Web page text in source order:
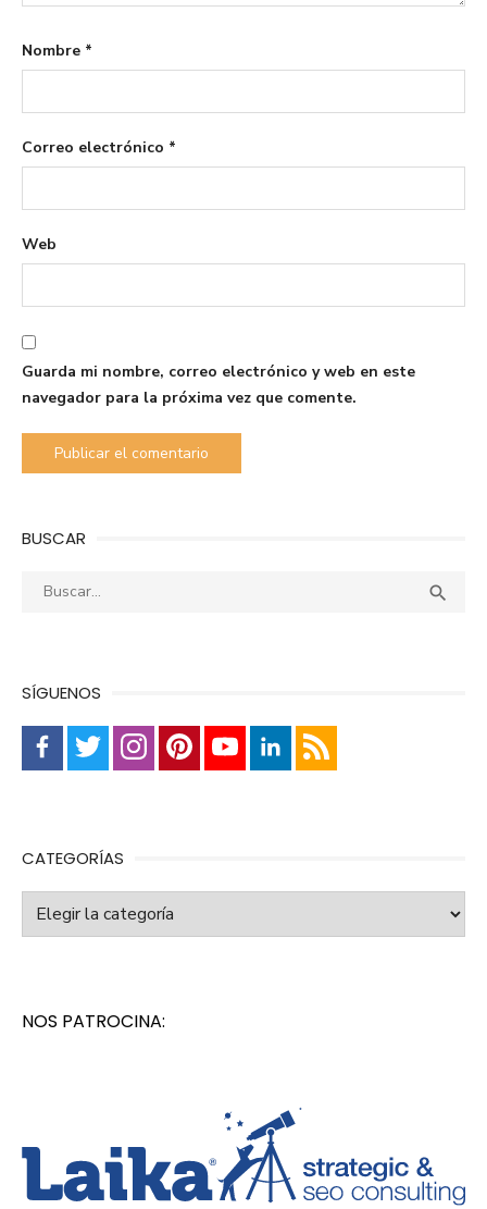
Nombre *
Correo electrónico *
Web
Guarda mi nombre, correo electrónico y web en este
navegador para la próxima vez que comente.
BUSCAR
Buscar: 
SÍGUENOS
CATEGORÍAS
Categorías
NOS PATROCINA: